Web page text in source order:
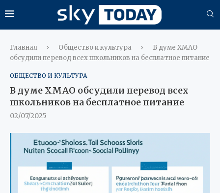
Главная Общество и культура
В думе ХМАО
обсудили перевод всех школьников на бесплатное питание
ОБЩЕСТВО И КУЛЬТУРА
В думе ХМАО обсудили перевод всех
школьников на бесплатное питание
02/07/2025